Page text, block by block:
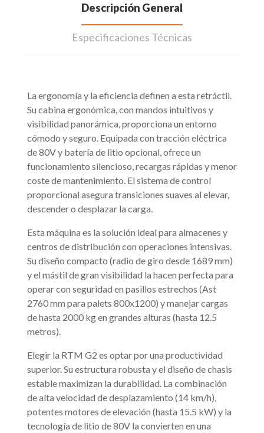
Descripción General
Especificaciones Técnicas
La ergonomía y la eficiencia definen a esta retráctil.
Su cabina ergonómica, con mandos intuitivos y
visibilidad panorámica, proporciona un entorno
cómodo y seguro. Equipada con tracción eléctrica
de 80V y batería de litio opcional, ofrece un
funcionamiento silencioso, recargas rápidas y menor
coste de mantenimiento. El sistema de control
proporcional asegura transiciones suaves al elevar,
descender o desplazar la carga.
Esta máquina es la solución ideal para almacenes y
centros de distribución con operaciones intensivas.
Su diseño compacto (radio de giro desde 1689 mm)
y el mástil de gran visibilidad la hacen perfecta para
operar con seguridad en pasillos estrechos (Ast
2760 mm para palets 800x1200) y manejar cargas
de hasta 2000 kg en grandes alturas (hasta 12.5
metros).
Elegir la RTM G2 es optar por una productividad
superior. Su estructura robusta y el diseño de chasis
estable maximizan la durabilidad. La combinación
de alta velocidad de desplazamiento (14 km/h),
potentes motores de elevación (hasta 15.5 kW) y la
tecnología de litio de 80V la convierten en una